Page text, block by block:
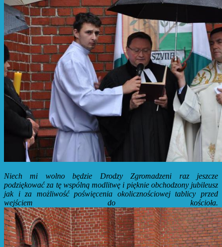
Niech mi wolno będzie Drodzy Zgromadzeni raz jeszcze
podziękować za tę wspólną modlitwę i pięknie obchodzony jubileusz
jak i za możliwość poświęcenia okolicznościowej tablicy przed
wejściem do kościoła.